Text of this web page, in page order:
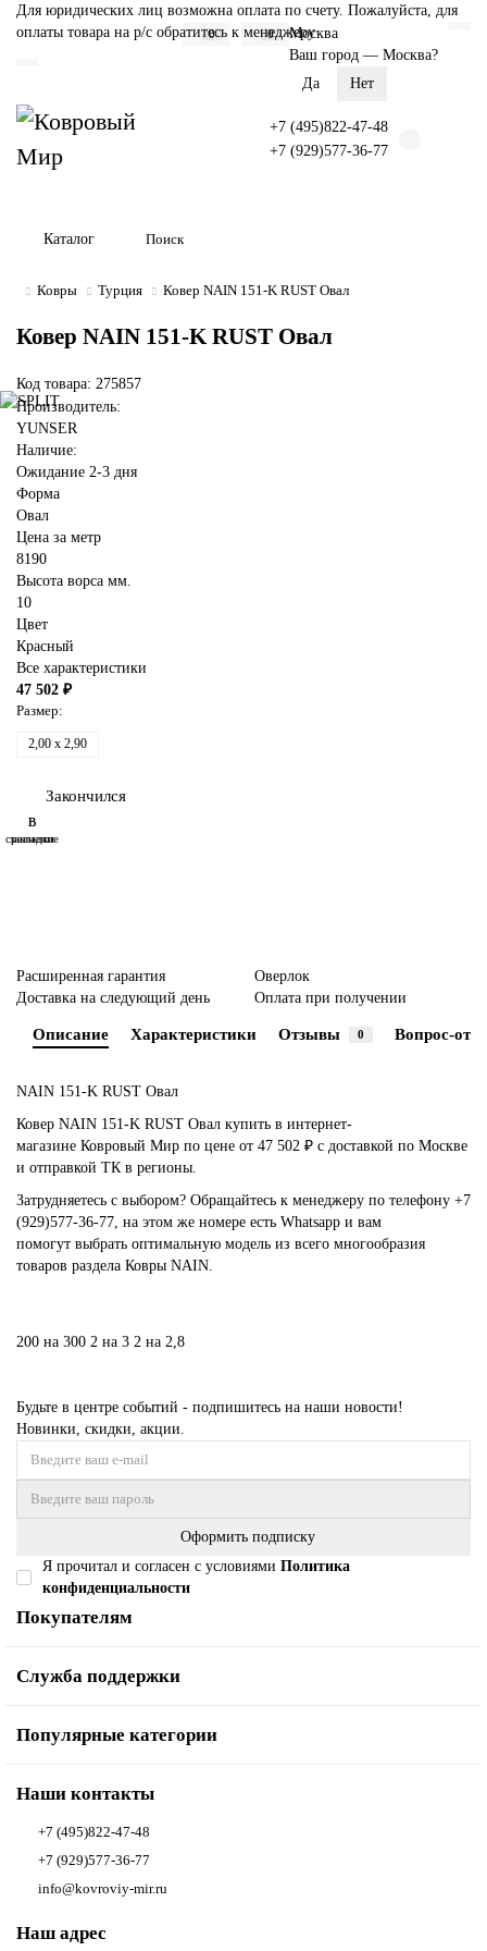
Для юридических лиц возможна оплата по счету. Пожалуйста, для
оплаты товара на р/с обратитесь к менеджеру
0 0
Москва
Ваш город — Москва?
+7 (495)822-47-48
+7 (929)577-36-77
Каталог
Ковры Турция Ковер NAIN 151-K RUST Овал
Ковер NAIN 151-K RUST Овал
Код товара: 275857
Производитель:
YUNSER
Наличие:
Ожидание 2-3 дня
Форма
Овал
Цена за метр
8190
Высота ворса мм.
10
Цвет
Красный
Все характеристики
47 502 ₽
Размер:
2,00 x 2,90
Закончился
В
закладки
В
сравнение
Расширенная гарантия
Оверлок
Доставка на следующий день
Оплата при получении
Описание Характеристики Отзывы 0 Вопрос-
NAIN 151-K RUST Овал
Ковер NAIN 151-K RUST Овал купить в интернет-
магазине Ковровый Мир по цене от 47 502 ₽ с доставкой по Москве
и отправкой ТК в регионы.
Затрудняетесь с выбором? Обращайтесь к менеджеру по телефону +7
(929)577-36-77, на этом же номере есть Whatsapp и вам
помогут выбрать оптимальную модель из всего многообразия
товаров раздела Ковры NAIN.
200 на 300 2 на 3 2 на 2,8
Будьте в центре событий - подпишитесь на наши новости!
Новинки, скидки, акции.
Оформить подписку
Я прочитал и согласен с условиями Политика
конфиденциальности
Покупателям
Служба поддержки
Популярные категории
Наши контакты
+7 (495)822-47-48
+7 (929)577-36-77
info@kovroviy-mir.ru
Наш адрес